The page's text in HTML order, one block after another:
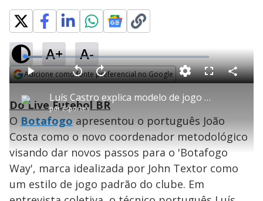
A+ A-
Adicione como fonte preferencial no Google
P
l
a
Luís Castro explica modelo de jogo integrado do Botafogo: 'Deixar uma marca'
porEsportes
P V
t
a
r
0
g
n
d
s
A
n
ç
a
1
s
e
u
n
d
o
s
L
o
a
d
e
9
.
0
8
%
F
l
e
n
C
o
h
Do Live Futebol BR
O Botafogo apresentou o português João
Costa como o novo coordenador metodológico
visando dar novos passos para o 'Botafogo
Way', marca idealizada por John Textor como
um estilo de jogo padrão do clube. Em